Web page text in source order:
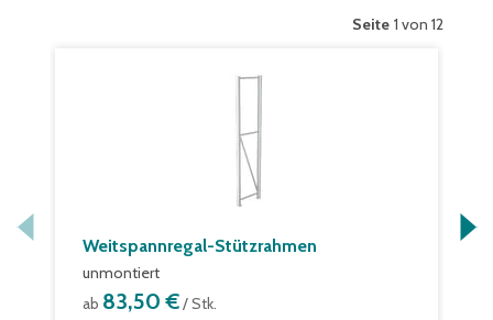
Seite 1 von 12
Weitspannregal-Stützrahmen
unmontiert
ab 83,50 €/ Stk.